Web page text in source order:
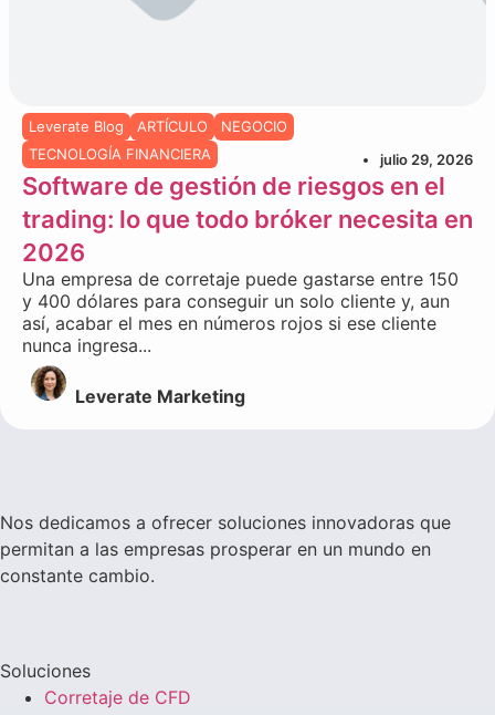
Leverate Blog ARTÍCULO
NEGOCIO
TECNOLOGÍA FINANCIERA
julio 29, 2026
Software de gestión de riesgos en el
trading: lo que todo bróker necesita en
2026
Una empresa de corretaje puede gastarse entre 150
y 400 dólares para conseguir un solo cliente y, aun
así, acabar el mes en números rojos si ese cliente
nunca ingresa...
Leverate Marketing
Nos dedicamos a ofrecer soluciones innovadoras que
permitan a las empresas prosperar en un mundo en
constante cambio.
Soluciones
Corretaje de CFD